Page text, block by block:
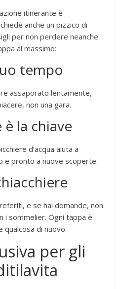
itinerante è
anche un pizzico di
per non perdere neanche
al massimo:
tempo
assaporato lentamente,
non una gara.
la chiave
d’acqua aiuta a
e pronto a nuove scoperte.
e se hai domande, non
i sommelier. Ogni tappa è
qualcosa di nuovo.
per gli